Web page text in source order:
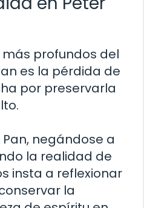
profundos del
es la pérdida de
por preservarla
negándose a
la realidad de
insta a reflexionar
la